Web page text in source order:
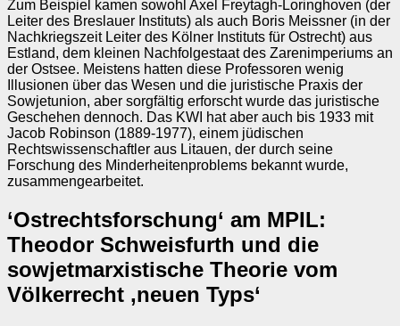
Zum Beispiel kamen sowohl Axel Freytagh‑Loringhoven (der
Leiter des Breslauer Instituts) als auch Boris Meissner (in der
Nachkriegszeit Leiter des Kölner Instituts für Ostrecht) aus
Estland, dem kleinen Nachfolgestaat des Zarenimperiums an
der Ostsee. Meistens hatten diese Professoren wenig
Illusionen über das Wesen und die juristische Praxis der
Sowjetunion, aber sorgfältig erforscht wurde das juristische
Geschehen dennoch. Das KWI hat aber auch bis 1933 mit
Jacob Robinson (1889-1977), einem jüdischen
Rechtswissenschaftler aus Litauen, der durch seine
Forschung des Minderheitenproblems bekannt wurde,
zusammengearbeitet.
‘Ostrechtsforschung‘ am MPIL:
Theodor Schweisfurth und die
sowjetmarxistische Theorie vom
Völkerrecht ‚neuen Typs‘